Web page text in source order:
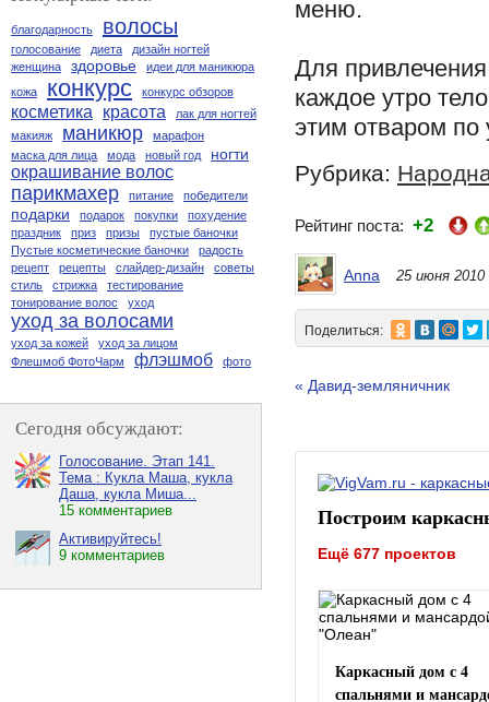
меню.
Для
каждое утро
этим отваром
Рубрика:
Рейтинг поста: +2
Anna 25 июня 2010
Поделиться:
« Давид-земляничник
Построим
Ещё 677 проектов
Каркасный дом с 4
спальнями и
благодарность волосы
голосование диета
дизайн ногтей
женщина
здоровье
идеи для маникюра
кожа
конкурс конкурс обзоров
косметика красота
лак для ногтей
макияж
маникюр
марафон
маска для лица
мода новый год ногти
окрашивание волос
парикмахер питание победители
подарки подарок покупки
похудение
праздник
приз призы
пустые баночки
Пустые косметические баночки
радость
рецепт
рецепты слайдер-дизайн
советы
стиль
стрижка
тестирование
тонирование волос
уход
уход за волосами
уход за кожей
уход за лицом
Флешмоб ФотоЧарм
флэшмоб фото
Сегодня обсуждают:
Голосование. Этап 141.
Тема : Кукла Маша, кукла
Даша, кукла Миша...
15 комментариев
Активируйтесь!
9 комментариев